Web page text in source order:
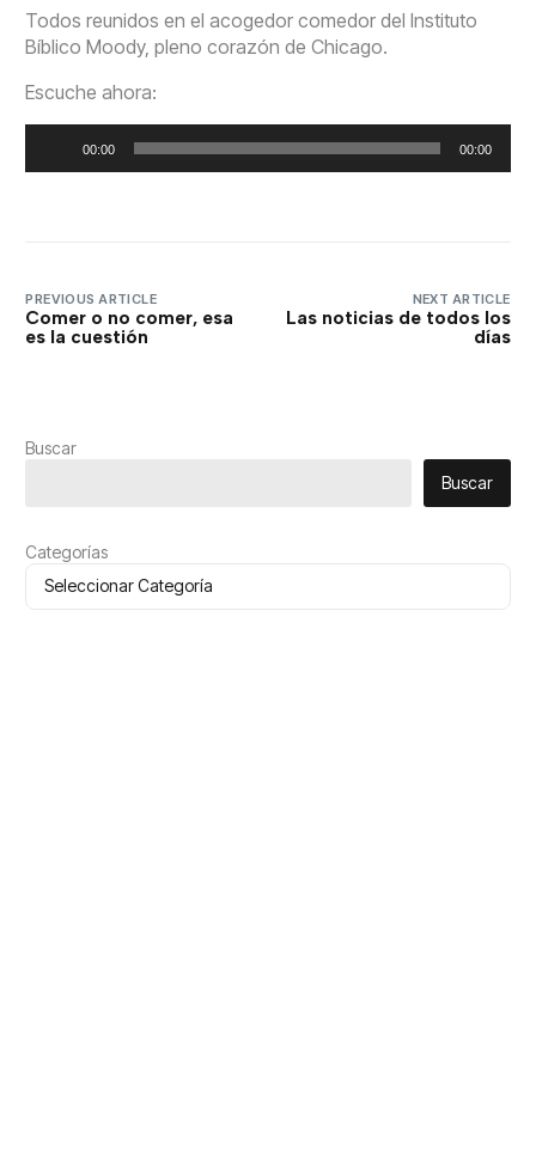
Todos reunidos en el acogedor comedor del Instituto
Bíblico Moody, pleno corazón de Chicago.
Escuche ahora:
00:00 00:00
PREVIOUS ARTICLE
Comer o no comer, esa
es la cuestión
NEXT ARTICLE
Las noticias de todos los
días
Buscar
Buscar
Categorías